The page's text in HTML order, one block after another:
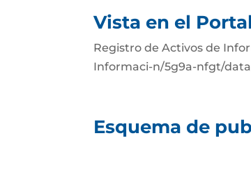
Vista en el
Registro de Activos de
Informaci-n/5g9a-nfgt/
Esquema de